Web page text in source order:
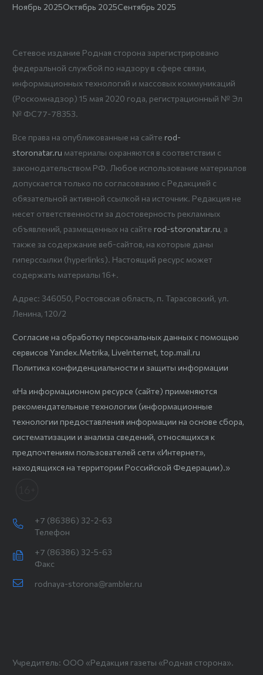
Ноябрь 2025Октябрь 2025Сентябрь 2025
Сетевое издание Родная сторона зарегистрировано
федеральной службой по надзору в сфере связи,
информационных технологий и массовых коммуникаций
(Роскомнадзор) 15 мая 2020 года, регистрационный № Эл
№ ФС77-78353.
Все права на опубликованные на сайте rod-
storonatar.ru материалы охраняются в соответствии с
законодательством РФ. Любое использование материалов
допускается только по согласованию с Редакцией с
обязательной активной ссылкой на источник. Редакция не
несет ответственности за достоверность рекламных
объявлений, размещенных на сайте rod-storonatar.ru, а
также за содержание веб-сайтов, на которые даны
гиперссылки (hyperlinks). Настоящий ресурс может
содержать материалы 16+.
Адрес: 346050, Ростовская область, п. Тарасовский, ул.
Ленина, 120/2
Согласие на обработку персональных данных с помощью
сервисов Yandex.Metrika, LiveInternet, top.mail.ru
Политика конфиденциальности и защиты информации
«На информационном ресурсе (сайте) применяются
рекомендательные технологии (информационные
технологии предоставления информации на основе сбора,
систематизации и анализа сведений, относящихся к
предпочтениям пользователей сети «Интернет»,
находящихся на территории Российской Федерации).»
+7 (86386) 32-2-63
Телефон
+7 (86386) 32-5-63
Факс
rodnaya-storona@rambler.ru
Учредитель: ООО «Редакция газеты «Родная сторона».